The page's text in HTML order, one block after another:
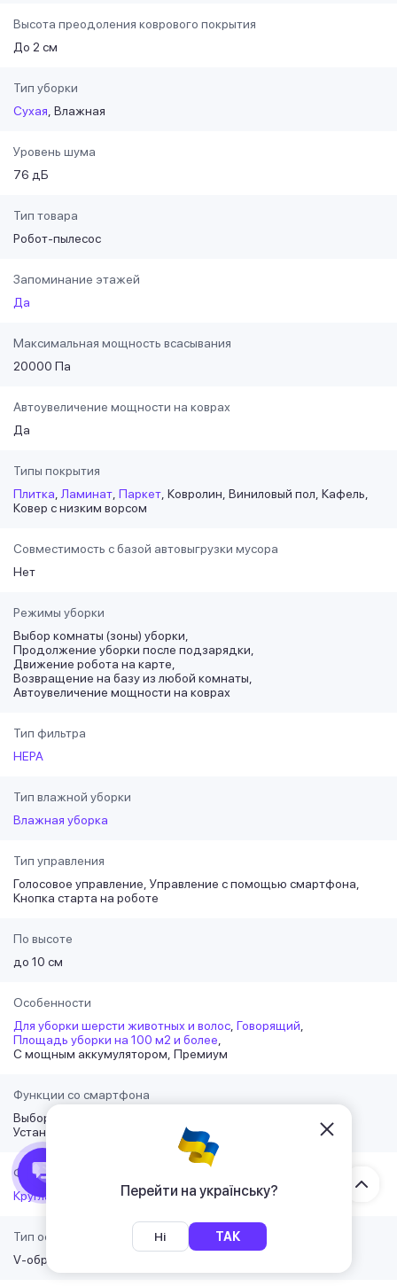
Перейти на українську?
Ні ТАК
Высота преодоления коврового покрытия
До 2 см
Тип уборки
Сухая Влажная
Уровень шума
76 дБ
Тип товара
Робот-пылесос
Запоминание этажей
Да
Максимальная мощность всасывания
20000 Па
Автоувеличение мощности на коврах
Да
Типы покрытия
Плитка Ламинат Паркет Ковролин Виниловый пол Кафель
Ковер с низким ворсом
Совместимость с базой автовыгрузки мусора
Нет
Режимы уборки
Выбор комнаты (зоны) уборки
Продолжение уборки после подзарядки
Движение робота на карте
Возвращение на базу из любой комнаты
Автоувеличение мощности на коврах
Тип фильтра
HEPA
Тип влажной уборки
Влажная уборка
Тип управления
Голосовое управление Управление с помощью смартфона
Кнопка старта на роботе
По высоте
до 10 см
Особенности
Для уборки шерсти животных и волос Говорящий
Площадь уборки на 100 м2 и более
С мощным аккумулятором Премиум
Функции со смартфона
Выбор территории-комнат для уборки
Установка виртуальной стены
Форма
Круглая
Тип основной щетки
V-образная (классическая)